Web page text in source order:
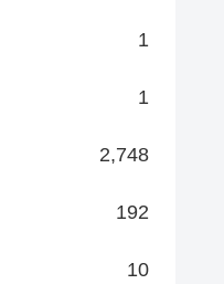
1
1
2,748
192
10